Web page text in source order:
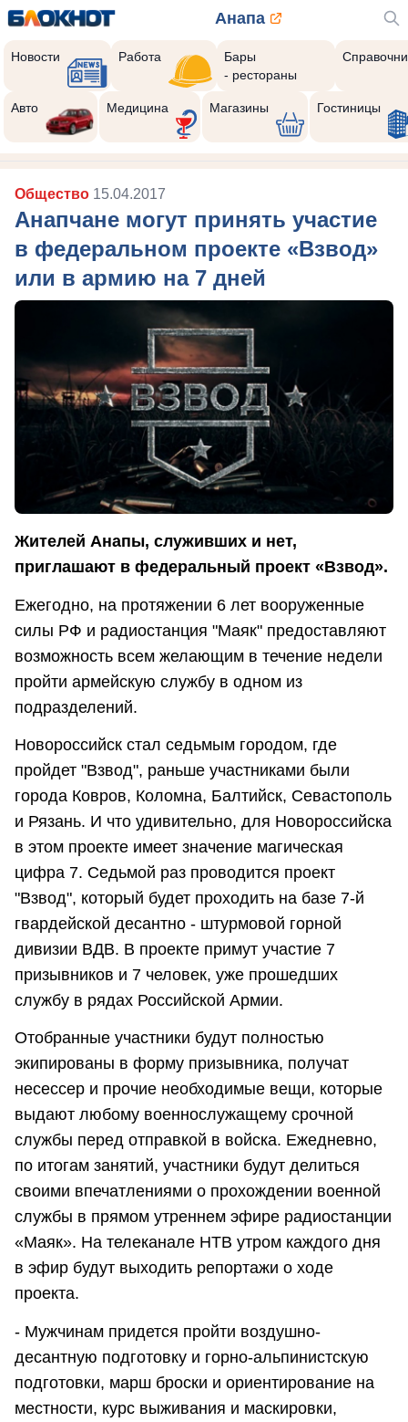
Анапа
Новости Работа
Бары
- рестораны
Авто Медицина Магазины Гостиницы
Общество 15.04.2017
Анапчане могут принять участие
в федеральном проекте «Взвод»
или в армию на 7 дней
Жителей Анапы, служивших и нет,
приглашают в федеральный проект «Взвод».
Ежегодно, на протяжении 6 лет вооруженные
силы РФ и радиостанция "Маяк" предоставляют
возможность всем желающим в течение недели
пройти армейскую службу в одном из
подразделений.
Новороссийск стал седьмым городом, где
пройдет "Взвод", раньше участниками были
города Ковров, Коломна, Балтийск, Севастополь
и Рязань. И что удивительно, для Новороссийска
в этом проекте имеет значение магическая
цифра 7. Седьмой раз проводится проект
"Взвод", который будет проходить на базе 7-й
гвардейской десантно - штурмовой горной
дивизии ВДВ. В проекте примут участие 7
призывников и 7 человек, уже прошедших
службу в рядах Российской Армии.
Отобранные участники будут полностью
экипированы в форму призывника, получат
несессер и прочие необходимые вещи, которые
выдают любому военнослужащему срочной
службы перед отправкой в войска. Ежедневно,
по итогам занятий, участники будут делиться
своими впечатлениями о прохождении военной
службы в прямом утреннем эфире радиостанции
«Маяк». На телеканале НТВ утром каждого дня
в эфир будут выходить репортажи о ходе
проекта.
- Мужчинам придется пройти воздушно-
десантную подготовку и горно-альпинистскую
подготовки, марш броски и ориентирование на
местности, курс выживания и маскировки,